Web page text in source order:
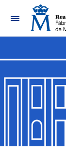
Show/Hide
Show/Hide
Show/Hide